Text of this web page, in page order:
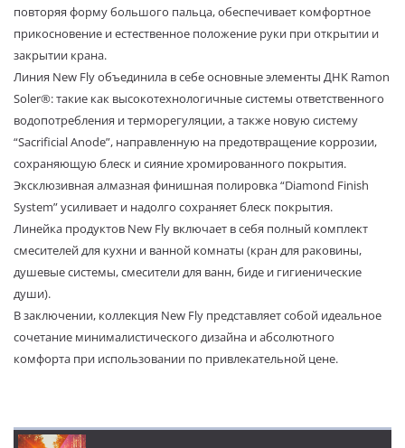
повторяя форму большого пальца, обеспечивает комфортное
прикосновение и естественное положение руки при открытии и
закрытии крана.
Линия New Fly объединила в себе основные элементы ДНК Ramon
Soler®: такие как высокотехнологичные системы ответственного
водопотребления и терморегуляции, а также новую систему
“Sacrificial Anode”, направленную на предотвращение коррозии,
сохраняющую блеск и сияние хромированного покрытия.
Эксклюзивная алмазная финишная полировка “Diamond Finish
System” усиливает и надолго сохраняет блеск покрытия.
Линейка продуктов New Fly включает в себя полный комплект
смесителей для кухни и ванной комнаты (кран для раковины,
душевые системы, смесители для ванн, биде и гигиенические
души).
В заключении, коллекция New Fly представляет собой идеальное
сочетание минималистического дизайна и абсолютного
комфорта при использовании по привлекательной цене.